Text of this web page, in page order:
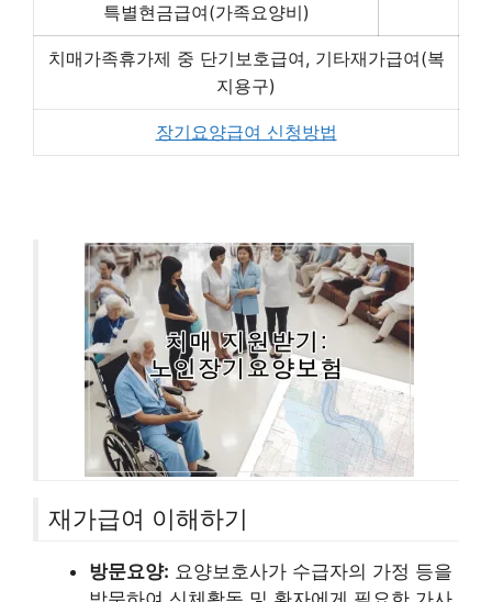
특별현금급여(가족요양비)
치매가족휴가제 중 단기보호급여, 기타재가급여(복
지용구)
장기요양급여 신청방법
재가급여 이해하기
방문요양: 요양보호사가 수급자의 가정 등을